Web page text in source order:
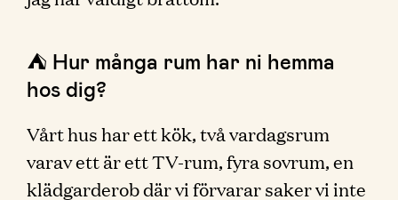
⛺️ Hur många rum har ni hemma
hos dig?
Vårt hus har ett kök, två vardagsrum
varav ett är ett TV-rum, fyra sovrum, en
klädgarderob där vi förvarar saker vi inte